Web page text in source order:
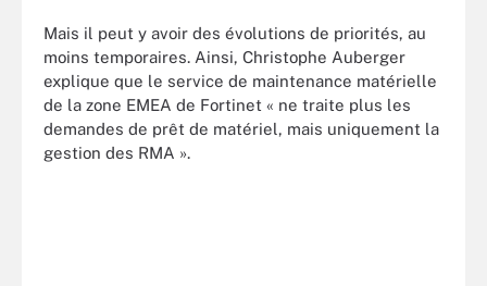
Mais il peut y avoir des évolutions de priorités, au
moins temporaires. Ainsi, Christophe Auberger
explique que le service de maintenance matérielle
de la zone EMEA de Fortinet « ne traite plus les
demandes de prêt de matériel, mais uniquement la
gestion des RMA ».